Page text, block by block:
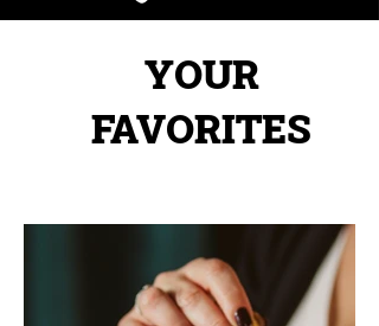
YOUR
FAVORITES